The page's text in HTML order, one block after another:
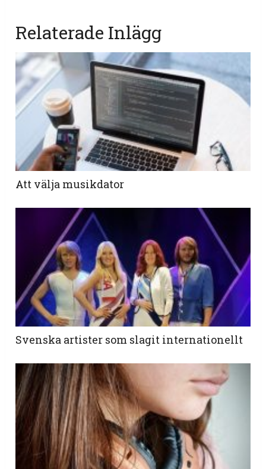
Relaterade Inlägg
Att välja musikdator
Svenska artister som slagit internationellt